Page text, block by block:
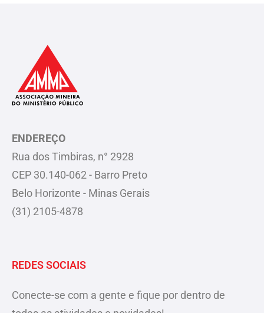
ENDEREÇO
Rua dos Timbiras, n° 2928
CEP 30.140-062 - Barro Preto
Belo Horizonte - Minas Gerais
(31) 2105-4878
REDES SOCIAIS
Conecte-se com a gente e fique por dentro de